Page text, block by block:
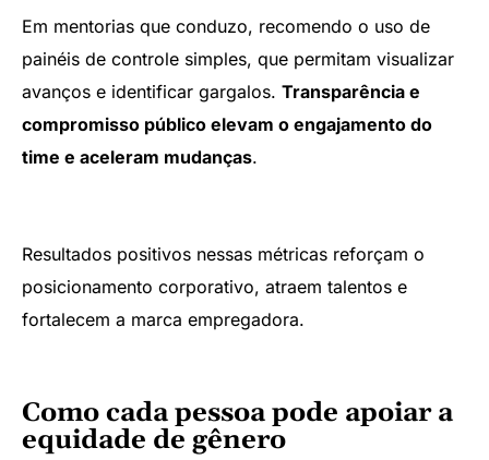
Em mentorias que conduzo, recomendo o uso de
painéis de controle simples, que permitam visualizar
avanços e identificar gargalos. Transparência e
compromisso público elevam o engajamento do
time e aceleram mudanças.
Resultados positivos nessas métricas reforçam o
posicionamento corporativo, atraem talentos e
fortalecem a marca empregadora.
Como cada pessoa pode apoiar a
equidade de gênero